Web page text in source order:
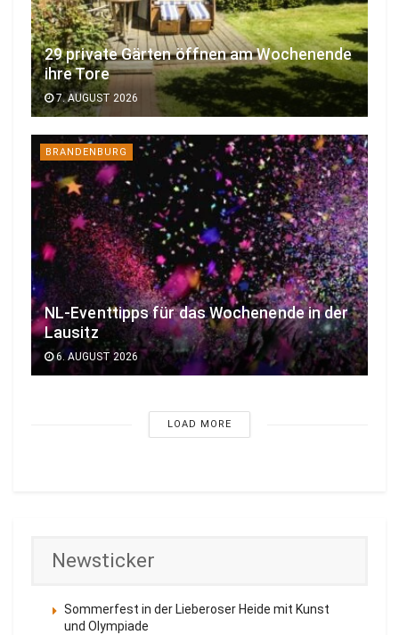
29 private Gärten öffnen am Wochenende
ihre Tore
7. AUGUST 2026
BRANDENBURG
NL-Eventtipps für das Wochenende in der
Lausitz
6. AUGUST 2026
LOAD MORE
Newsticker
Sommerfest in der Lieberoser Heide mit Kunst
und Olympiade